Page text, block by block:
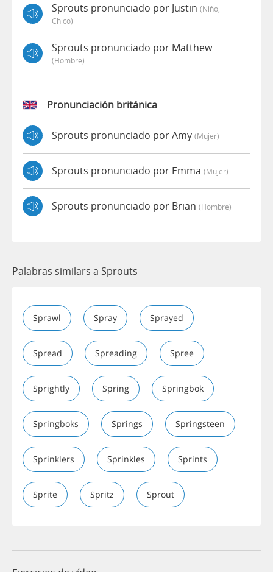
Sprouts pronunciado por Justin (niño,
Chico)
Sprouts pronunciado por Matthew
(hombre)
Pronunciación británica
Sprouts pronunciado por Amy (mujer)
Sprouts pronunciado por Emma (mujer)
Sprouts pronunciado por Brian (hombre)
Palabras similars a Sprouts
Sprawl Spray Sprayed
Spread Spreading Spree
Sprightly Spring Springbok
Springboks Springs Springsteen
Sprinklers Sprinkles Sprints
Sprite Spritz Sprout